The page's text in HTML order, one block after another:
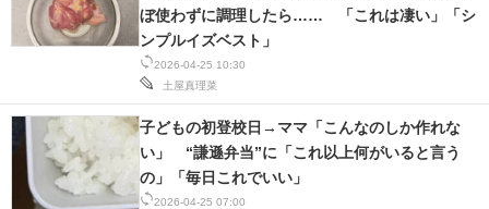
2026-04-25 10:30
土屋真理菜
ぼ使わずに調理したら…… 「これは凄い」「シ
ンプルイズベスト」
2026-04-25 07:00
子どもの初登校日→ママ「こんなのしか作れな
い」 “謙遜弁当”に「これ以上何がいると言う
の」「毎日これでいい」